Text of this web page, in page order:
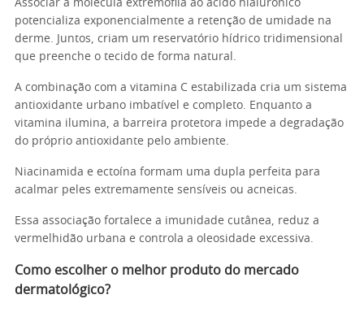
Associar a molécula extremófila ao ácido hialurônico
potencializa exponencialmente a retenção de umidade na
derme. Juntos, criam um reservatório hídrico tridimensional
que preenche o tecido de forma natural.
A combinação com a vitamina C estabilizada cria um sistema
antioxidante urbano imbatível e completo. Enquanto a
vitamina ilumina, a barreira protetora impede a degradação
do próprio antioxidante pelo ambiente.
Niacinamida e ectoína formam uma dupla perfeita para
acalmar peles extremamente sensíveis ou acneicas.
Essa associação fortalece a imunidade cutânea, reduz a
vermelhidão urbana e controla a oleosidade excessiva.
Como escolher o melhor produto do mercado
dermatológico?